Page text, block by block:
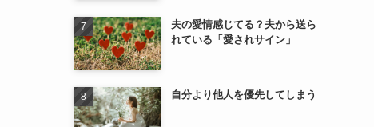
夫の愛情感じてる？夫から送ら
れている「愛されサイン」
自分より他人を優先してしまう